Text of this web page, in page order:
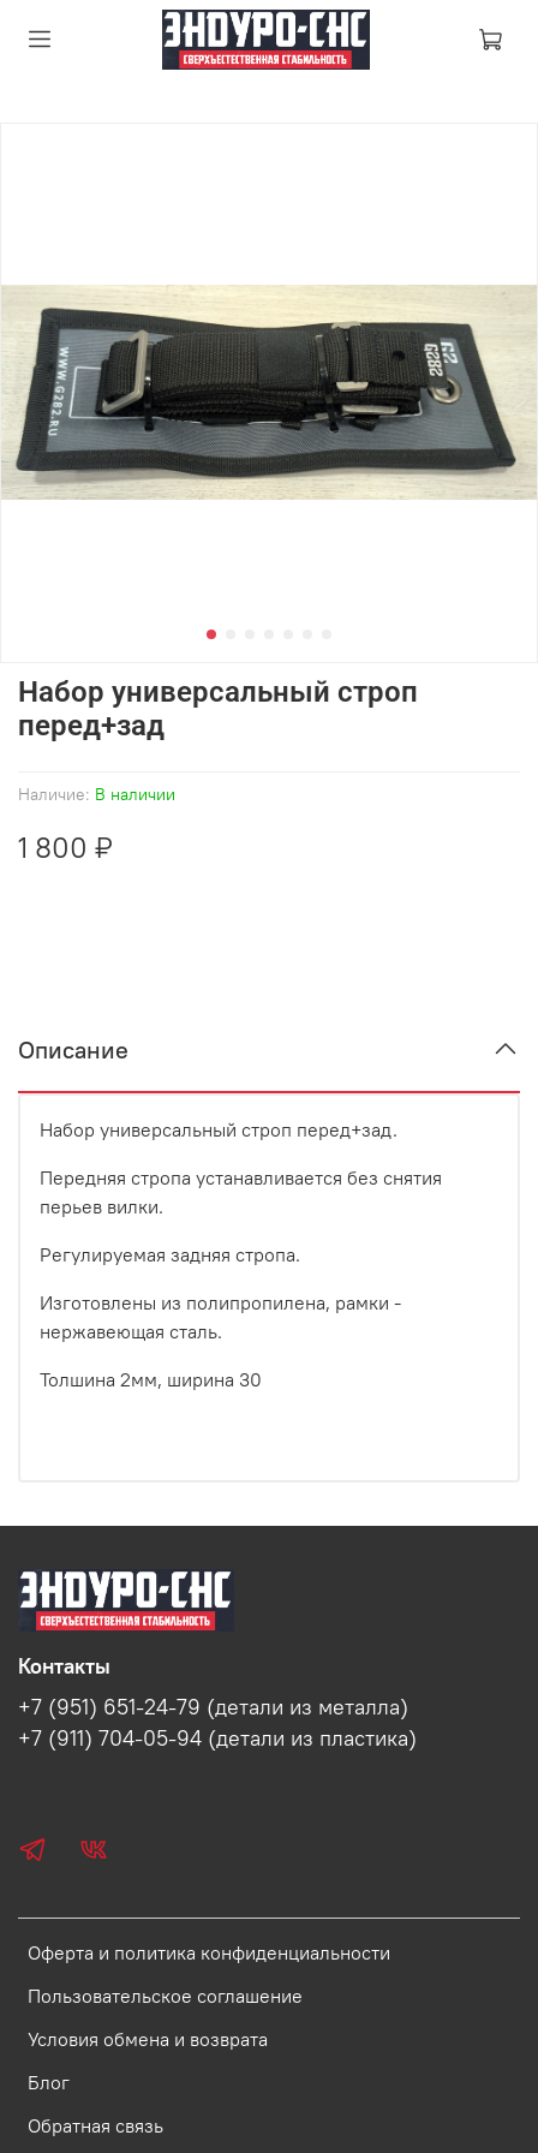
Наличие: В наличии
Набор универсальный строп
перед+зад
1 800 ₽
Описание
Набор универсальный строп перед+зад.
Передняя стропа устанавливается без снятия
перьев вилки.
Регулируемая задняя стропа.
Изготовлены из полипропилена, рамки -
нержавеющая сталь.
Толшина 2мм, ширина 30
Оферта и политика конфиденциальности
Пользовательское соглашение
Условия обмена и возврата
Блог
Обратная связь
Контакты
+7 (951) 651-24-79 (детали из металла)
+7 (911) 704-05-94 (детали из пластика)